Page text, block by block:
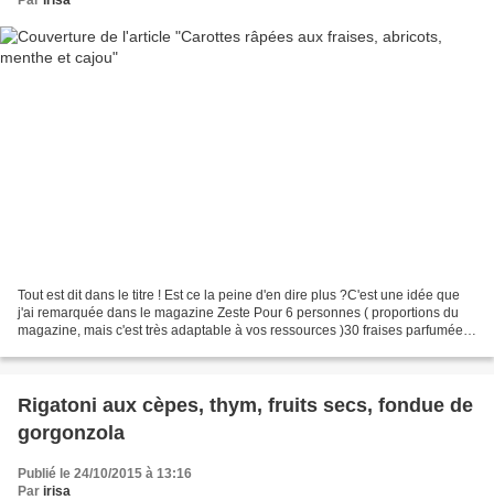
Tout est dit dans le titre ! Est ce la peine d'en dire plus ?C'est une idée que
j'ai remarquée dans le magazine Zeste Pour 6 personnes ( proportions du
magazine, mais c'est très adaptable à vos ressources )30 fraises parfumées :
Rigatoni aux cèpes, thym, fruits secs, fondue de
gorgonzola
Publié le 24/10/2015 à 13:16
Par irisa